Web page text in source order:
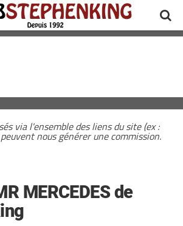
via l'ensemble des liens du site (ex :
nous générer une commission.
MERCEDES de